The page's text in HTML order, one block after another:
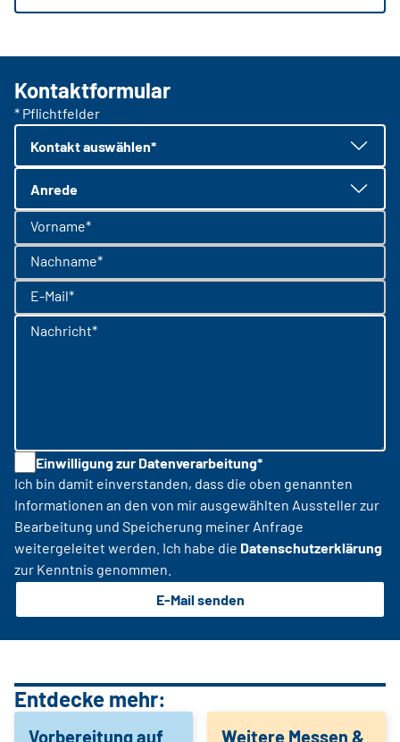
Kontaktformular
* Pflichtfelder
Kontakt auswählen*
Anrede
Vorname*
Nachname*
E-Mail*
Nachricht*
Einwilligung zur Datenverarbeitung*
Ich bin damit einverstanden, dass die oben genannten
Informationen an den von mir ausgewählten Aussteller zur
Bearbeitung und Speicherung meiner Anfrage
weitergeleitet werden. Ich habe die Datenschutzerklärung
zur Kenntnis genommen.
E-Mail senden
Entdecke mehr:
Vorbereitung auf Weitere Messen &